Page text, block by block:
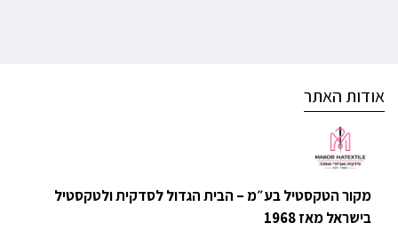
אודות האתר
מקור הטקסטיל בע״מ – הבית הגדול לסדקית ולטקסטיל
בישראל מאז 1968